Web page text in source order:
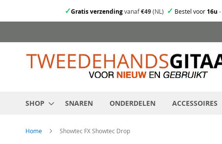
✓Gratis verzendingvanaf€49(NL) ✓ Bestel voor16u -
direct
naar
de
SHOP SNAREN ONDERDELEN ACCESSOIRES
Home Showtec FX Showtec Drop